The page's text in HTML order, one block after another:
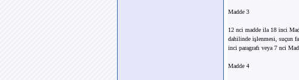
Madde 3
12 nci madde ila 18 inci
dahilinde işlenmesi, suçun
inci paragrafı veya 7 nci
Madde 4